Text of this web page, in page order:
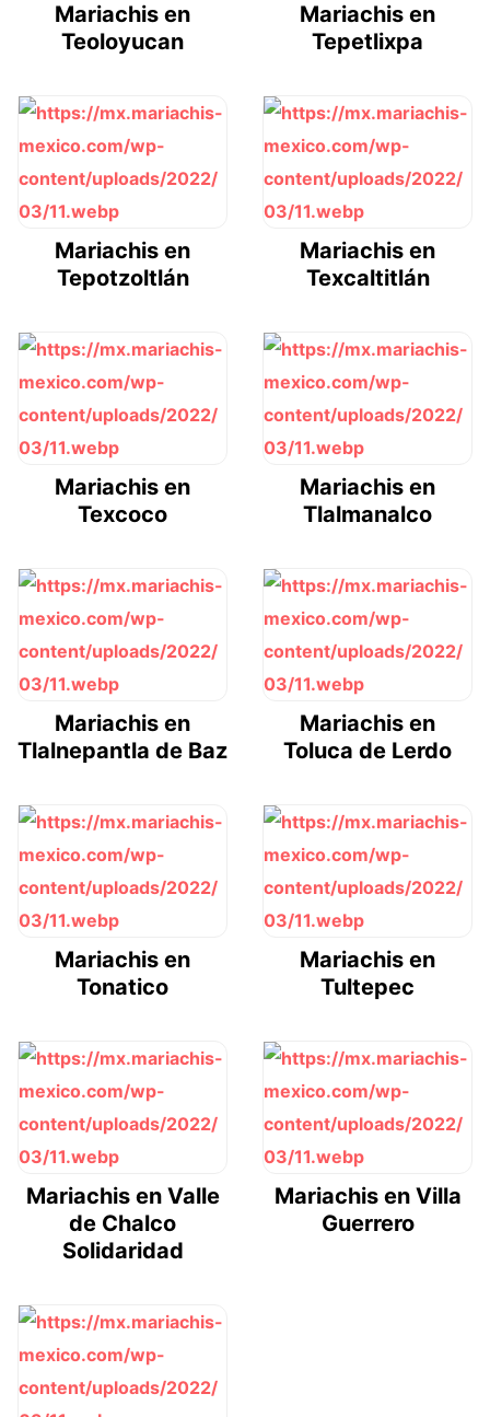
Mariachis en
Teoloyucan
Mariachis en
Tepetlixpa
Mariachis en
Tepotzoltlán
Mariachis en
Texcaltitlán
Mariachis en
Texcoco
Mariachis en
Tlalmanalco
Mariachis en
Tlalnepantla de Baz
Mariachis en
Toluca de Lerdo
Mariachis en
Tonatico
Mariachis en
Tultepec
Mariachis en Valle
de Chalco
Solidaridad
Mariachis en Villa
Guerrero